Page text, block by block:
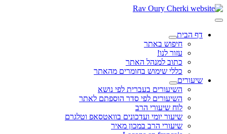
דף הבית
חיפוש באתר
עזור לנו!
כתוב למנהל האתר
כללי שימוש בחומרים מהאתר
שיעורים
השיעורים בעברית לפי נושא
השיעורים לפי סדר הוספתם לאתר
לוח שיעורי הרב
שיעור יומי ועדכונים בוואטסאפ וטלגרם
שיעורי הרב במכון מאיר